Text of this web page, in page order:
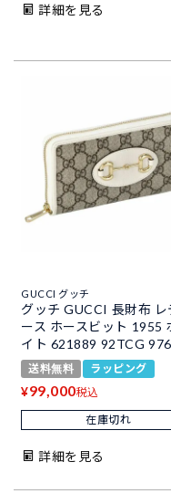
詳細を見る
GUCCI グッチ
グッチ GUCCI 長財布 レ
ース ホースビット 1955
イト 621889 92TCG
送料無料 ラッピング
¥99,000税込
在庫切れ
詳細を見る